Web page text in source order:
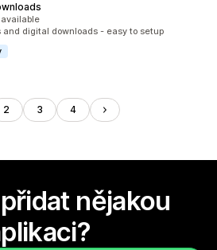
15
digital downloads - easy to setup
2 3 4
nějakou